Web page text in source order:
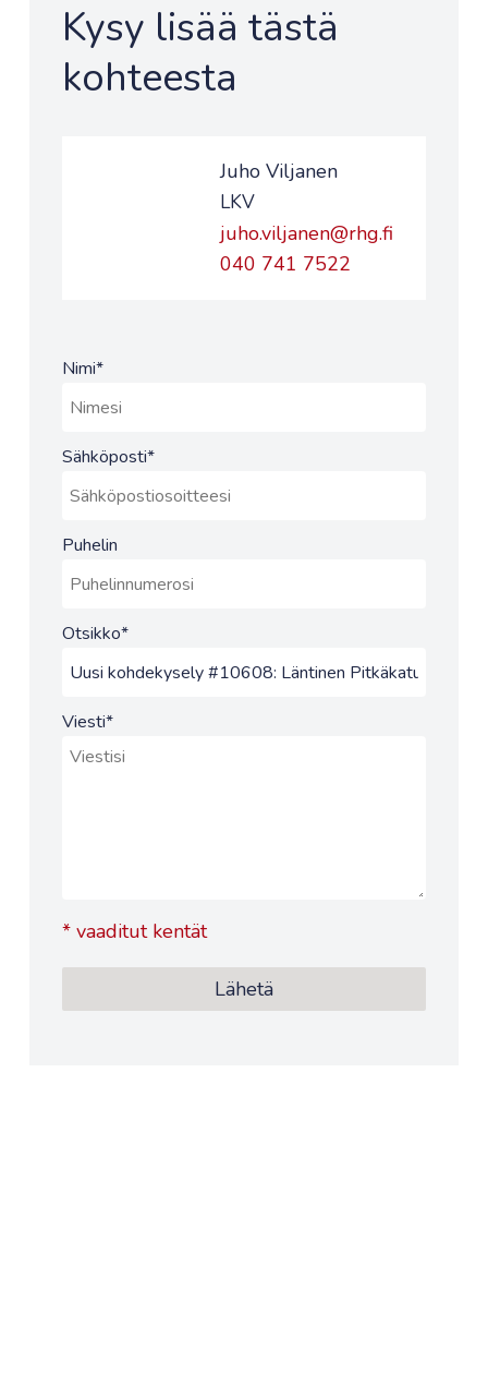
Kysy lisää tästä
kohteesta
Juho Viljanen
LKV
juho.viljanen@rhg.fi
040 741 7522
Nimi*
Sähköposti*
Puhelin
Otsikko*
Viesti*
*vaaditut kentät